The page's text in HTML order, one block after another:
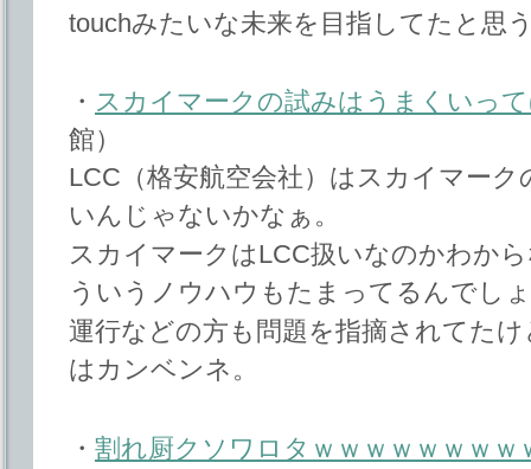
touchみたいな未来を目指してたと思
・ スカイマークの試みはうまくいっ
館）
LCC（格安航空会社）はスカイマー
いんじゃないかなぁ。
スカイマークはLCC扱いなのかわか
ういうノウハウもたまってるんでし
運行などの方も問題を指摘されてた
はカンベンネ。
・ 割れ厨クソワロタｗｗｗｗｗｗｗｗ